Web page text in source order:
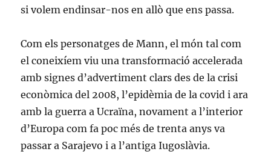
si volem endinsar-nos en allò que ens passa.
Com els personatges de Mann, el món tal com
el coneixíem viu una transformació accelerada
amb signes d’advertiment clars des de la crisi
econòmica del 2008, l’epidèmia de la covid i ara
amb la guerra a Ucraïna, novament a l’interior
d’Europa com fa poc més de trenta anys va
passar a Sarajevo i a l’antiga Iugoslàvia.